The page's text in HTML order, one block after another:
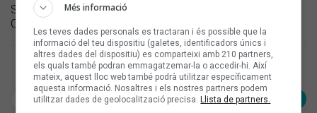
Sortegem una entrada doble per al concert del cicle
Curtcircuit del proper dijous 22 de març
Pàgina 1 de 1
< Anterior Següent >
Més informació
Les teves dades personals es tractaran i és possible que la
informació del teu dispositiu (galetes, identificadors únics i
altres dades del dispositiu) es comparteixi amb 210 partners,
els quals també podran emmagatzemar-la o accedir-hi. Així
mateix, aquest lloc web també podrà utilitzar específicament
aquesta informació. Nosaltres i els nostres partners podem
utilitzar dades de geolocalització precisa.Llista de partners.